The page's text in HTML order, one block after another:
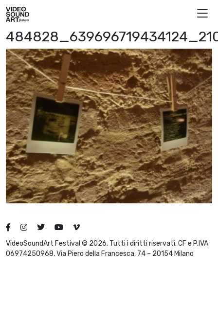
Skip to content
Video Sound Art
VideoSoundArt Festival © 2026. Tutti i diritti riservati. CF e P.IVA
06974250968, Via Piero della Francesca, 74 – 20154 Milano